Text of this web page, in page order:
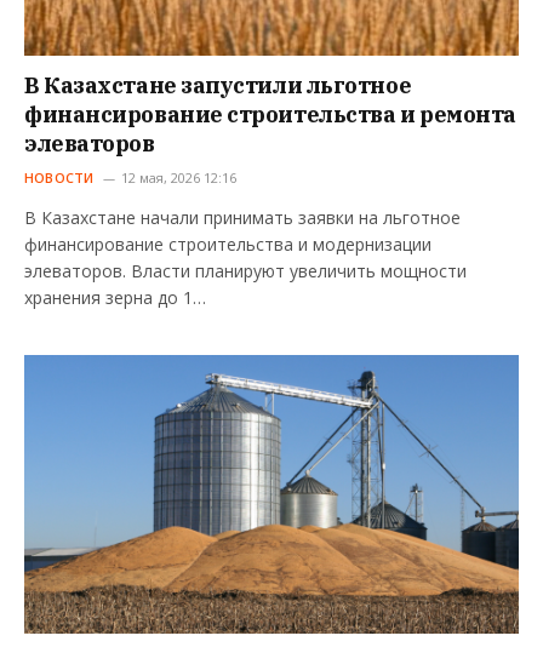
В Казахстане запустили льготное
финансирование строительства и ремонта
элеваторов
НОВОСТИ 12 мая, 2026 12:16
В Казахстане начали принимать заявки на льготное
финансирование строительства и модернизации
элеваторов. Власти планируют увеличить мощности
хранения зерна до 1…